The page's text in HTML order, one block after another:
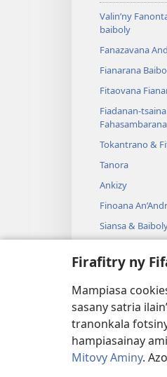
Firafitry ny
Mampiasa
sasany satria
tranonkala
hampiasainay
Mitovy Aminy.
Valin’ny
baiboly
Fanazavana
Fianarana
Fitaovana
Fiadanan-
Fahasambarana
Tokantrano &
Tanora
Ankizy
Finoana
Siansa &